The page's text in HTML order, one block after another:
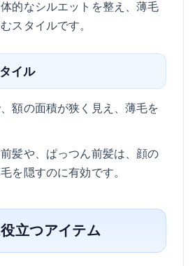
的なシルエットを整え、薄毛
スタイルです。
イル
額の面積が狭く見え、薄毛を
髪や、ぱっつん前髪は、顔の
を隠すのに有効です。
立つアイテム